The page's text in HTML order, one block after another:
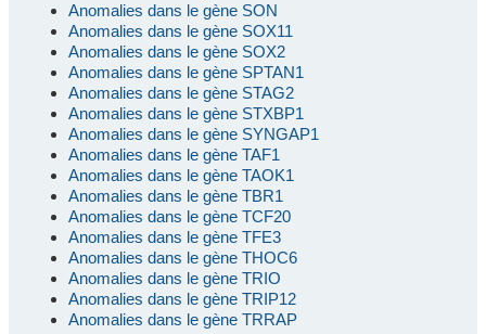
Anomalies dans le gène SON
Anomalies dans le gène SOX11
Anomalies dans le gène SOX2
Anomalies dans le gène SPTAN1
Anomalies dans le gène STAG2
Anomalies dans le gène STXBP1
Anomalies dans le gène SYNGAP1
Anomalies dans le gène TAF1
Anomalies dans le gène TAOK1
Anomalies dans le gène TBR1
Anomalies dans le gène TCF20
Anomalies dans le gène TFE3
Anomalies dans le gène THOC6
Anomalies dans le gène TRIO
Anomalies dans le gène TRIP12
Anomalies dans le gène TRRAP